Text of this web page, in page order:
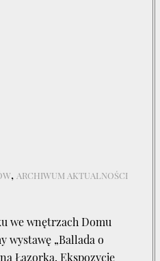
, ARCHIWUM AKTUALNOŚCI
we wnętrzach Domu
wystawę „Ballada o
Łazorka. Ekspozycję